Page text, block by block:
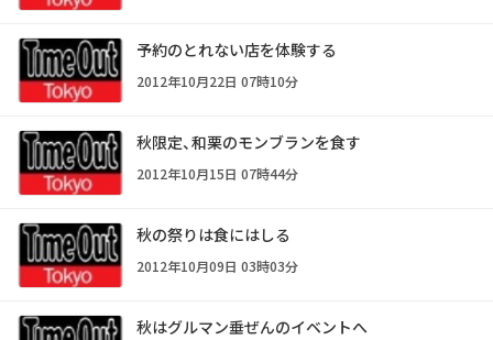
予約のとれない店を体験する
2012年10月22日 07時10分
秋限定、和栗のモンブランを食す
2012年10月15日 07時44分
秋の祭りは食にはしる
2012年10月09日 03時03分
秋はグルマン垂ぜんのイベントへ